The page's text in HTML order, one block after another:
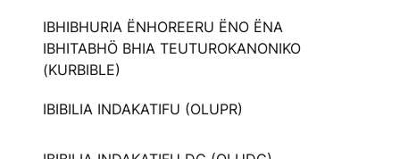
IBHIBHURIA ËNHOREERU ËNO ËNA
IBHITABHÖ BHIA TEUTUROKANONIKO
(KURBIBLE)
IBIBILIA INDAKATIFU (OLUPR)